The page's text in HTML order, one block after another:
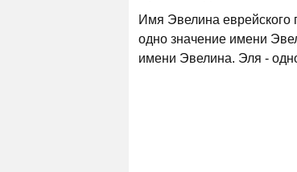
Имя Эвелина
одно значение имени
имени Эвелина. Эля -